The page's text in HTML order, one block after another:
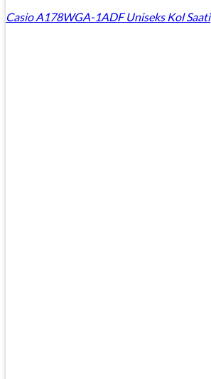
Casio A178WGA-1ADF Uniseks Kol Saati